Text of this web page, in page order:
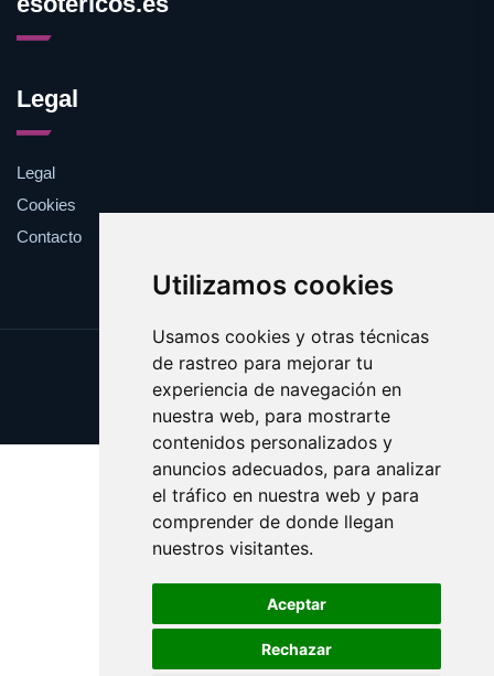
Utilizamos cookies
Usamos cookies y otras técnicas
de rastreo para mejorar tu
experiencia de navegación en
nuestra web, para mostrarte
contenidos personalizados y
anuncios adecuados, para analizar
el tráfico en nuestra web y para
comprender de donde llegan
nuestros visitantes.
Aceptar
Rechazar
Legal
Legal
Cookies
Contacto
Update cookies preferences
Copyright © 2025 esotericos.es